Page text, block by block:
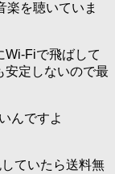
楽を聴いていま
Wi-Fiで飛ばして
安定しないので最
んですよ
ていたら送料無